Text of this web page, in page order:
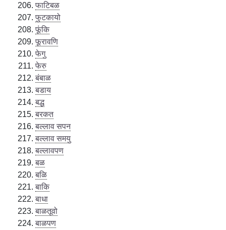
फाटिबळ
फुटकायो
फूंकि
फूरावणि
फेगु
फेरु
बंबाळ
बडाय
बद्ध
बरकत
बल्लाव सपन
बल्लाव समयु
बल्लावपण
बळ
बळि
बाकि
बाधा
बाळतूवो
बाळपण